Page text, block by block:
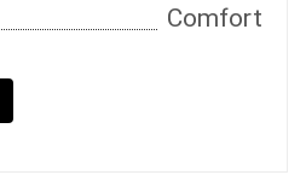
Comfort